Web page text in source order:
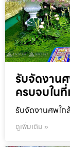
รับจัดงาน
ครบจบใน
รับจัดงานศพใก
ดูเพิ่มเติม »